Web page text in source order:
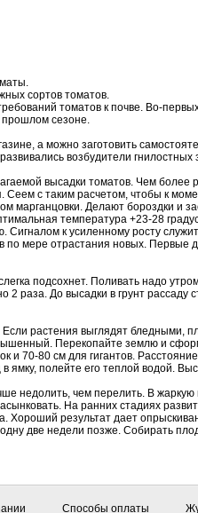
сортов томатов.
томатов к почве. Во-
прошлом сезоне.
а можно заготовить
возбудители гнилостных
высадки томатов. Чем
с таким расчетом, чтобы к
марганцовки. Делают бороздки и
температура +23-28
Сигналом к усиленному росту
мере отрастания новых. Первые
подсохнет. Поливать надо
2 раза. До высадки в грунт
растения выглядят бледными,
Перекопайте землю и
и 70-80 см для гигантов.
полейте его теплой водой.
недолить, чем перелить. В
На ранних стадиях
результат дает
две недели позже. Собирать
Способы оплаты